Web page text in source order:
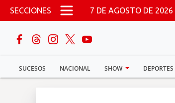
Pasar al contenido principal
SECCIONES 7 DE AGOSTO DE 2026
SUCESOS NACIONAL SHOW DEPORTES
buscar
Sucesos